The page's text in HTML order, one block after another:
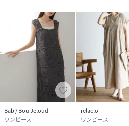
Bab / Bou Jeloud
ワンピース
relaclo
ワンピース